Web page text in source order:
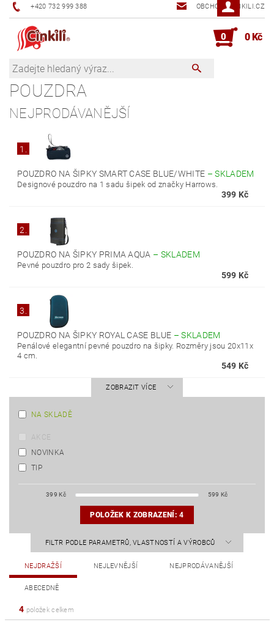
+420 732 999 388 OBCHOD@CINKILI.CZ
0 0 Kč
POUZDRA
NEJPRODÁVANĚJŠÍ
1.
POUZDRO NA ŠIPKY SMART CASE BLUE/WHITE –SKLADEM
Designové pouzdro na 1 sadu šipek od značky Harrows.
399 Kč
2.
POUZDRO NA ŠIPKY PRIMA AQUA – SKLADEM
Pevné pouzdro pro 2 sady šipek.
599 Kč
3.
POUZDRO NA ŠIPKY ROYAL CASE BLUE –SKLADEM
Penálové elegantní pevné pouzdro na šipky. Rozměry jsou 20x11x
4 cm.
549 Kč
ZOBRAZIT VÍCE
NA SKLADĚ
AKCE
NOVINKA
TIP
399 Kč 599 Kč
POLOŽEK K ZOBRAZENÍ:4
FILTR PODLE PARAMETRŮ, VLASTNOSTÍ A VÝROBCŮ
NEJDRAŽŠÍ NEJLEVNĚJŠÍ NEJPRODÁVANĚJŠÍ
ABECEDNĚ
4 položek celkem